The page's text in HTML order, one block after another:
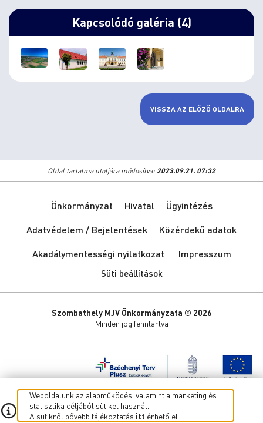
Kapcsolódó galéria (4)
VISSZA AZ ELŐZŐ OLDALRA
Oldal tartalma utoljára módosítva: 2023.09.21. 07:32
Önkormányzat Hivatal
Ügyintézés
Adatvédelem / Bejelentések
Közérdekű adatok
Akadálymentességi nyilatkozat
Impresszum
Süti beállítások
Szombathely MJV Önkormányzata © 2026
Minden jog fenntartva
Weboldalunk az alapműködés, valamint a marketing és
statisztika céljából sütiket használ.
A sütikről bővebb tájékoztatás itt érhető el.